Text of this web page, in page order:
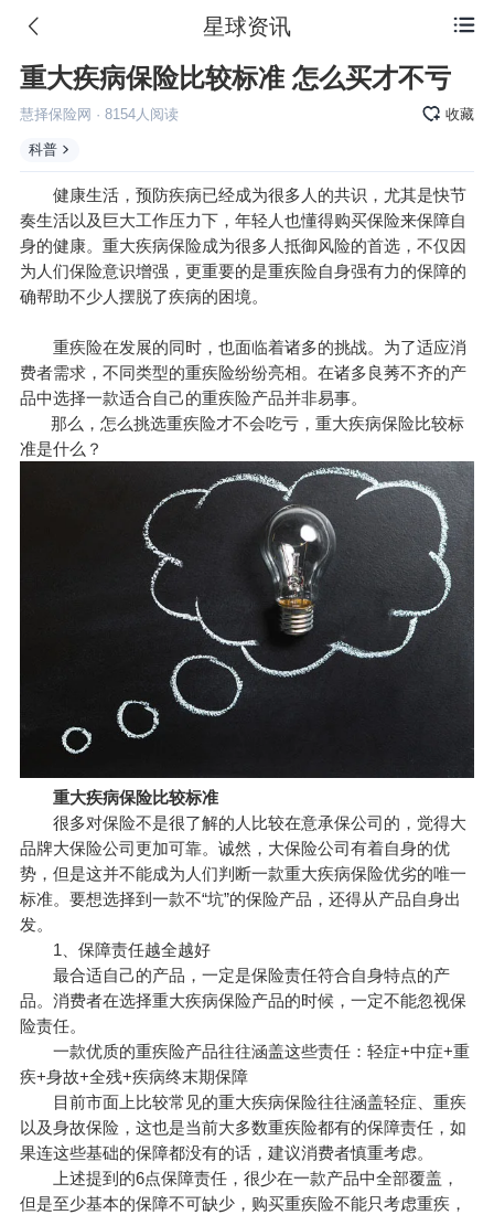
 星球资讯
重大疾病保险比较标准 怎么买才不亏
慧择保险网 · 8154人阅读 收藏
科普
健康生活，预防疾病已经成为很多人的共识，尤其是快节
奏生活以及巨大工作压力下，年轻人也懂得购买保险来保障自
身的健康。重大疾病保险成为很多人抵御风险的首选，不仅因
为人们保险意识增强，更重要的是重疾险自身强有力的保障的
确帮助不少人摆脱了疾病的困境。
重疾险在发展的同时，也面临着诸多的挑战。为了适应消
费者需求，不同类型的重疾险纷纷亮相。在诸多良莠不齐的产
品中选择一款适合自己的重疾险产品并非易事。
那么，怎么挑选重疾险才不会吃亏，重大疾病保险比较标
准是什么？
重大疾病保险比较标准
很多对保险不是很了解的人比较在意承保公司的，觉得大
品牌大保险公司更加可靠。诚然，大保险公司有着自身的优
势，但是这并不能成为人们判断一款重大疾病保险优劣的唯一
标准。要想选择到一款不“坑”的保险产品，还得从产品自身出
发。
1、保障责任越全越好
最合适自己的产品，一定是保险责任符合自身特点的产
品。消费者在选择重大疾病保险产品的时候，一定不能忽视保
险责任。
一款优质的重疾险产品往往涵盖这些责任：轻症+中症+重
疾+身故+全残+疾病终末期保障
目前市面上比较常见的重大疾病保险往往涵盖轻症、重疾
以及身故保险，这也是当前大多数重疾险都有的保障责任，如
果连这些基础的保障都没有的话，建议消费者慎重考虑。
上述提到的6点保障责任，很少在一款产品中全部覆盖，
但是至少基本的保障不可缺少，购买重疾险不能只考虑重疾，